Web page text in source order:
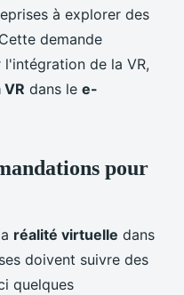
à explorer des
demande
de la VR,
dans le e-
pour
réalité virtuelle dans
doivent suivre des
quelques